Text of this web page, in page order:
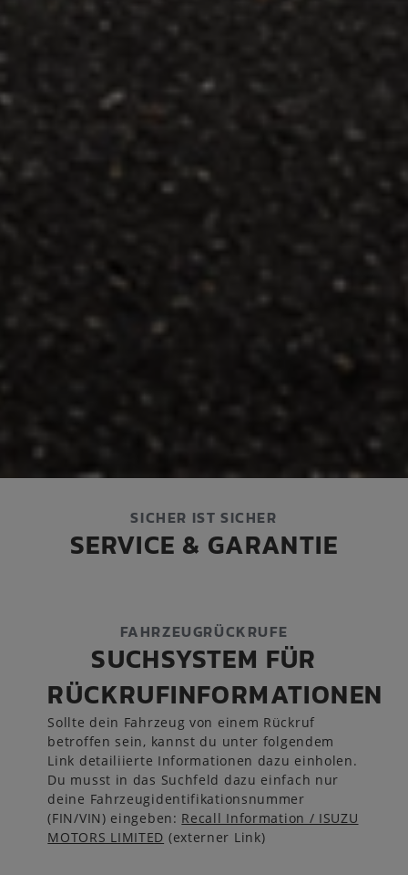
SICHER IST SICHER
SERVICE & GARANTIE
FAHRZEUGRÜCKRUFE
SUCHSYSTEM FÜR
RÜCKRUFINFORMATIONEN
Sollte dein Fahrzeug von einem Rückruf
betroffen sein, kannst du unter folgendem
Link detailiierte Informationen dazu einholen.
Du musst in das Suchfeld dazu einfach nur
deine Fahrzeugidentifikationsnummer
(FIN/VIN) eingeben: Recall Information / ISUZU
MOTORS LIMITED (externer Link)